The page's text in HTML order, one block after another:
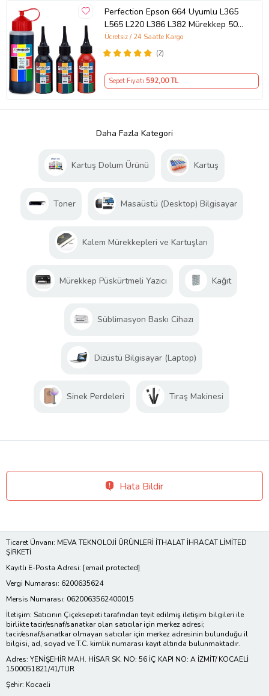
Perfection Epson 664 Uyumlu L365
L565 L220 L386 L382 Mürekkep 500
ML + 3 x 100 ML (STD)
(2)
Ücretsiz / 24 Saatte Kargo
Sepet Fiyatı 592,00 TL
Daha Fazla Kategori
Kartuş Dolum Ürünü Kartuş
Toner Masaüstü (Desktop) Bilgisayar
Kalem Mürekkepleri ve Kartuşları
Mürekkep Püskürtmeli Yazıcı Kağıt
Süblimasyon Baskı Cihazı
Dizüstü Bilgisayar (Laptop)
Sinek Perdeleri Tıraş Makinesi
Hata Bildir
Ticaret Ünvanı: MEVA TEKNOLOJİ ÜRÜNLERİ İTHALAT İHRACAT LİMİTED
ŞİRKETİ
Kayıtlı E-Posta Adresi: [email protected]
Vergi Numarası: 6200635624
Mersis Numarası: 0620063562400015
İletişim: Satıcının Çiçeksepeti tarafından teyit edilmiş iletişim bilgileri ile
birlikte tacir/esnaf/sanatkar olan satıcılar için merkez adresi;
tacir/esnaf/sanatkar olmayan satıcılar için merkez adresinin bulunduğu il
bilgisi, ad, soyad ve T.C. kimlik numarası kayıt altında bulunmaktadır.
Adres: YENİŞEHİR MAH. HİSAR SK. NO: 56 İÇ KAPI NO: A İZMİT/ KOCAELİ
1500051821/41/TUR
Şehir: Kocaeli